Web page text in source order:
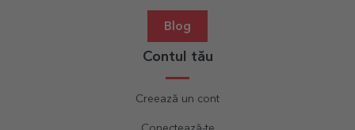
Blog
Contul tău
Creează un cont